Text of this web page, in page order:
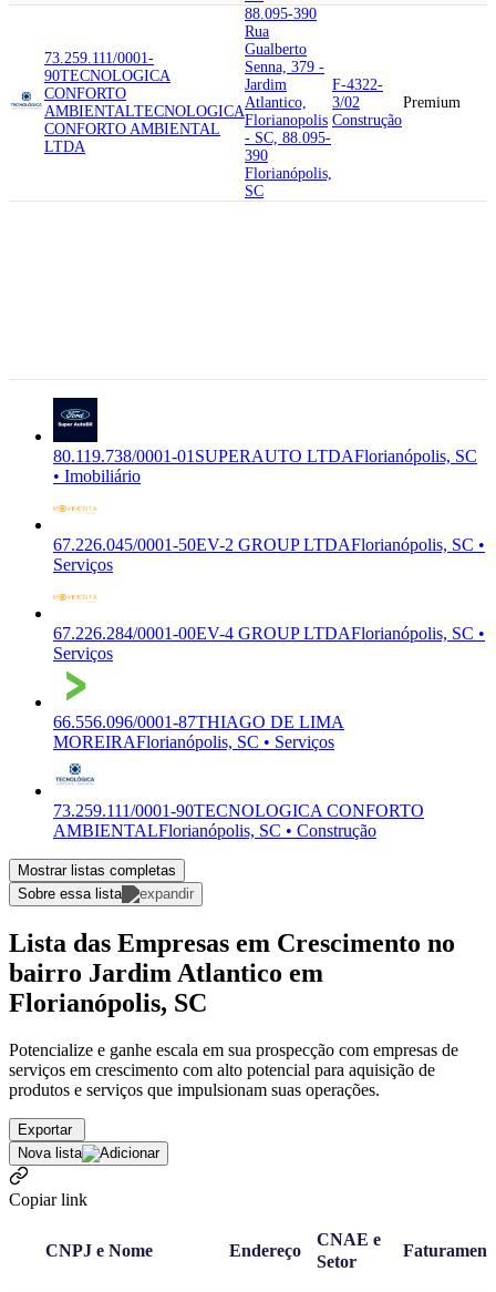
73.259.111/0001-
90TECNOLOGICA
CONFORTO
AMBIENTALTECNOLOGICA
CONFORTO AMBIENTAL
LTDA
88.095-390
Rua
Gualberto
Senna, 379 -
Jardim
Atlantico,
Florianopolis
- SC, 88.095-
390
Florianópolis,
SC
F-4322-
3/02
Construção
Premium
80.119.738/0001-01 SUPERAUTO LTDAFlorianópolis, SC
• Imobiliário
67.226.045/0001-50EV-2 GROUP LTDAFlorianópolis, SC •
Serviços
67.226.284/0001-00EV-4 GROUP LTDAFlorianópolis, SC •
Serviços
66.556.096/0001-87THIAGO DE LIMA
MOREIRAFlorianópolis, SC • Serviços
73.259.111/0001-90TECNOLOGICA CONFORTO
AMBIENTALFlorianópolis, SC • Construção
Mostrar listas completas
Sobre essa lista
Lista das Empresas em Crescimento no
bairro Jardim Atlantico em
Florianópolis, SC
Potencialize e ganhe escala em sua prospecção com empresas de
serviços em crescimento com alto potencial para aquisição de
produtos e serviços que impulsionam suas operações.
Exportar
Nova lista
Copiar link
CNPJ e Nome Endereço
CNAE e
Setor